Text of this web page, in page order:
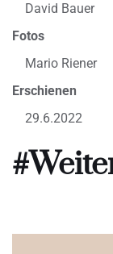
David Bauer
Fotos
Mario Riener
Erschienen
29.6.2022